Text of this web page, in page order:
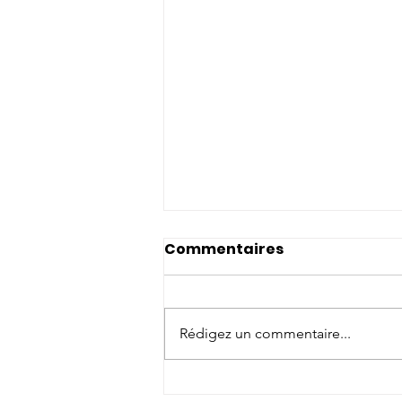
Commentaires
Rédigez un commentaire...